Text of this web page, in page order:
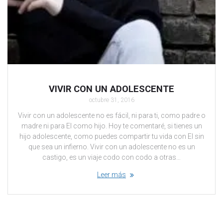
VIVIR CON UN ADOLESCENTE
octubre 31, 2016
Vivir con un adolescente no es fácil, ni para ti, como padre o
madre ni para El como hijo. Hoy te comentaré, si tienes un
hijo adolescente, como puedes compartir tu vida con El sin
que sea un infierno. Vivir con un adolescente no es un
castigo, es un viaje codo con codo a otras…
Leer más